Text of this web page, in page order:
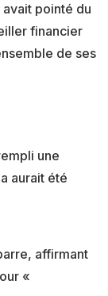
pointé du
financier
de ses
une
aurait été
affirmant
«